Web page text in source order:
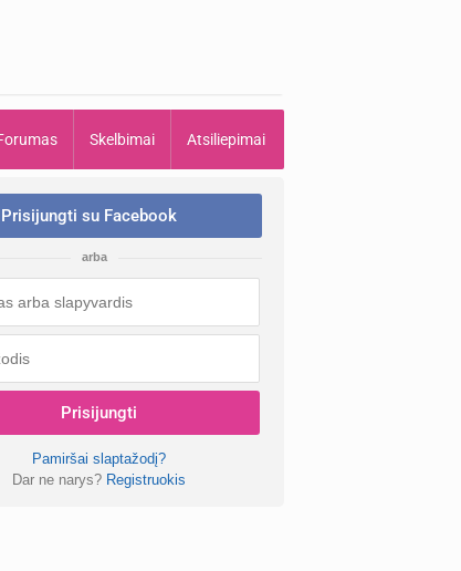
Skelbimai Atsiliepimai
Prisijungti su Facebook
arba
Prisijungti
Pamiršai slaptažodį?
Dar ne narys? Registruokis